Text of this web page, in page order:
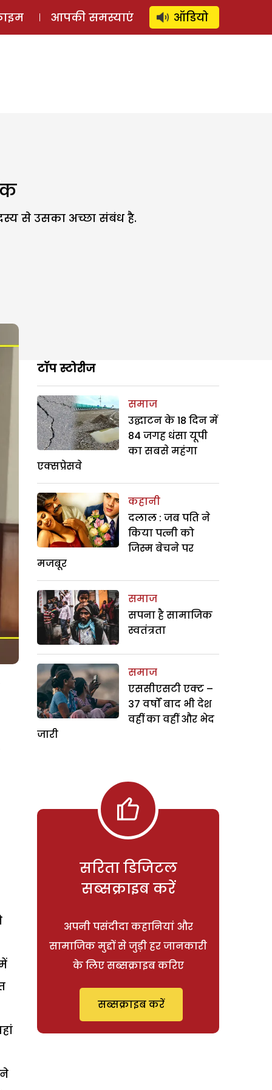
लॉग इन ⚲ SUBSCRIBE
आपकी समस्याएं ऑडियो
से उसका अच्छा संबंध है.
टॉप स्टोरीज
समाज
उद्घाटन के 18 दिन में
84 जगह धंसा यूपी
का सबसे महंगा
एक्सप्रेसवे
कहानी
दलाल : जब पति ने
किया पत्नी को
जिस्म बेचने पर
मजबूर
समाज
सपना है सामाजिक
स्वतंत्रता
समाज
एससीएसटी एक्ट –
37 वर्षों बाद भी देश
वहीं का वहीं और भेद
जारी
सरिता डिजिटल
सब्सक्राइब करें
अपनी पसंदीदा कहानियां और
सामाजिक मुद्दों से जुड़ी हर जानकारी
के लिए सब्सक्राइब करिए
सब्सक्राइब करें